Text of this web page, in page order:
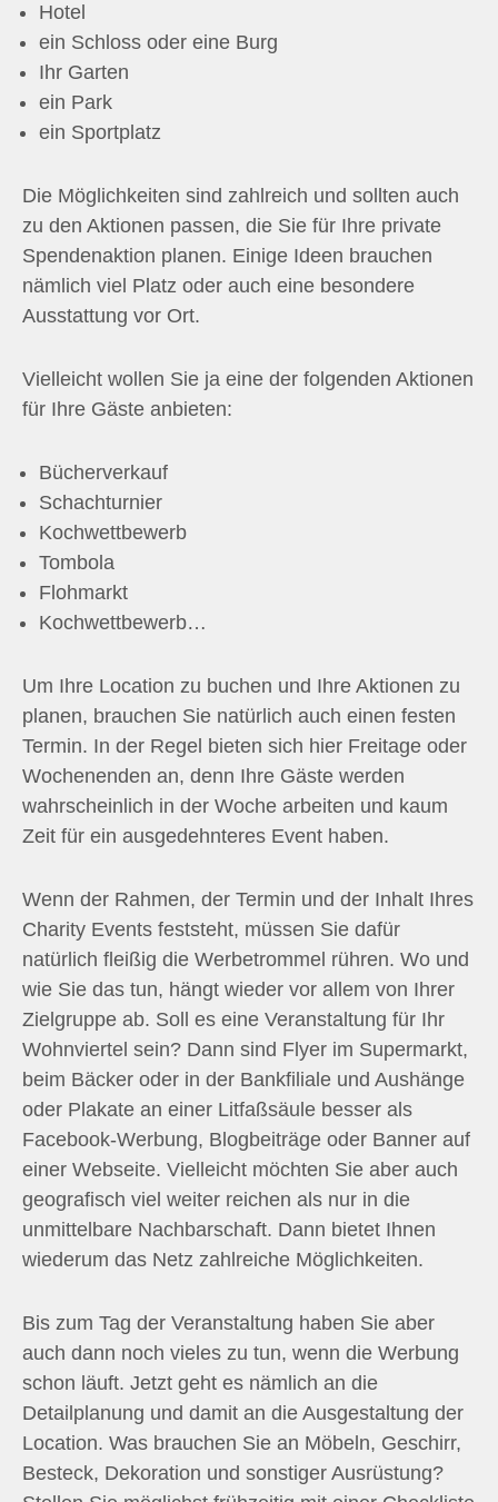
Hotel
ein Schloss oder eine Burg
Ihr Garten
ein Park
ein Sportplatz
Die Möglichkeiten sind zahlreich und sollten auch
zu den Aktionen passen, die Sie für Ihre private
Spendenaktion planen. Einige Ideen brauchen
nämlich viel Platz oder auch eine besondere
Ausstattung vor Ort.
Vielleicht wollen Sie ja eine der folgenden Aktionen
für Ihre Gäste anbieten:
Bücherverkauf
Schachturnier
Kochwettbewerb
Tombola
Flohmarkt
Kochwettbewerb…
Um Ihre Location zu buchen und Ihre Aktionen zu
planen, brauchen Sie natürlich auch einen festen
Termin. In der Regel bieten sich hier Freitage oder
Wochenenden an, denn Ihre Gäste werden
wahrscheinlich in der Woche arbeiten und kaum
Zeit für ein ausgedehnteres Event haben.
Wenn der Rahmen, der Termin und der Inhalt Ihres
Charity Events feststeht, müssen Sie dafür
natürlich fleißig die Werbetrommel rühren. Wo und
wie Sie das tun, hängt wieder vor allem von Ihrer
Zielgruppe ab. Soll es eine Veranstaltung für Ihr
Wohnviertel sein? Dann sind Flyer im Supermarkt,
beim Bäcker oder in der Bankfiliale und Aushänge
oder Plakate an einer Litfaßsäule besser als
Facebook-Werbung, Blogbeiträge oder Banner auf
einer Webseite. Vielleicht möchten Sie aber auch
geografisch viel weiter reichen als nur in die
unmittelbare Nachbarschaft. Dann bietet Ihnen
wiederum das Netz zahlreiche Möglichkeiten.
Bis zum Tag der Veranstaltung haben Sie aber
auch dann noch vieles zu tun, wenn die Werbung
schon läuft. Jetzt geht es nämlich an die
Detailplanung und damit an die Ausgestaltung der
Location. Was brauchen Sie an Möbeln, Geschirr,
Besteck, Dekoration und sonstiger Ausrüstung?